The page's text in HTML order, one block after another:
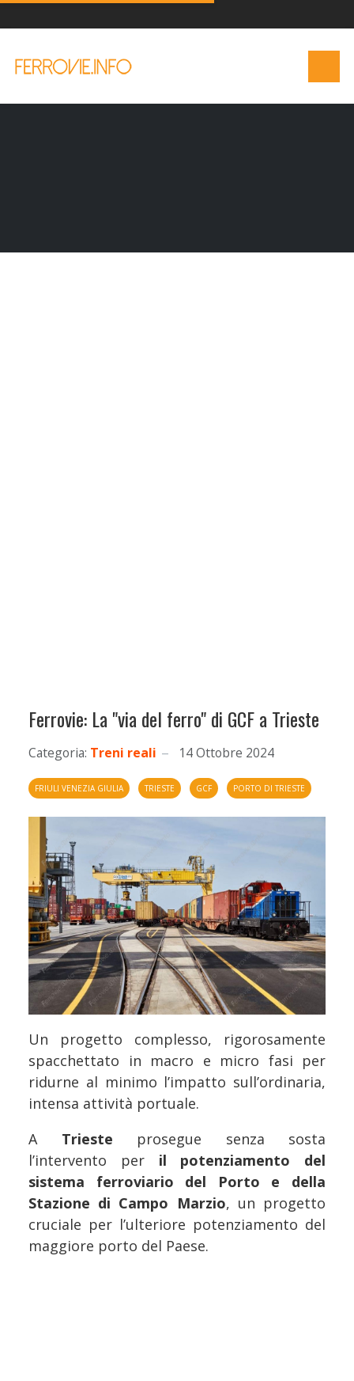
Ferrovie: La "via del ferro" di GCF a Trieste
Categoria: Treni reali 14 Ottobre 2024
FRIULI VENEZIA GIULIA TRIESTE GCF PORTO DI TRIESTE
Un progetto complesso, rigorosamente
spacchettato in macro e micro fasi per
ridurne al minimo l’impatto sull’ordinaria,
intensa attività portuale.
A Trieste prosegue senza sosta
l’intervento per il potenziamento del
sistema ferroviario del Porto e della
Stazione di Campo Marzio, un progetto
cruciale per l’ulteriore potenziamento del
maggiore porto del Paese.